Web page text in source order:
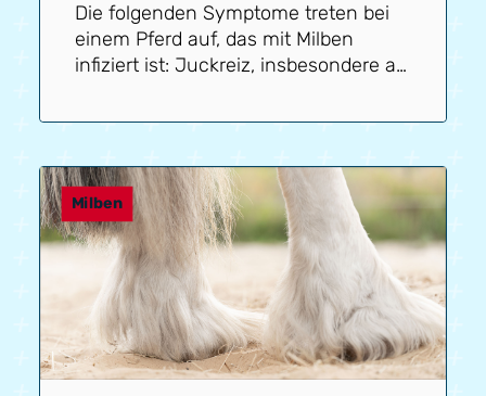
Die folgenden Symptome treten bei
einem Pferd auf, das mit Milben
infiziert ist: Juckreiz, insbesondere an
Beinen Pferd reibt die Beine
Krusten und Schuppen an den
Beinen Risse in den Beinen Wunden
an den Beinen Mauke Verdickte
Beine (Bei schweren Infektionen)
Milben